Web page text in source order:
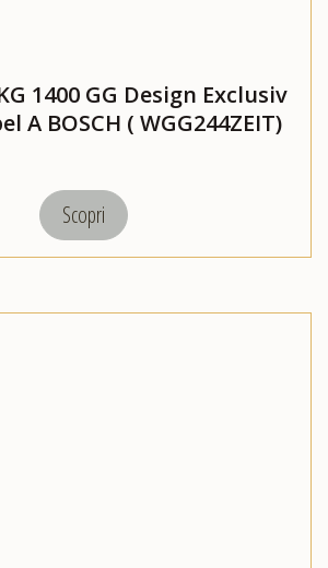
1400 GG Design Exclusiv
A BOSCH ( WGG244ZEIT)
Scopri